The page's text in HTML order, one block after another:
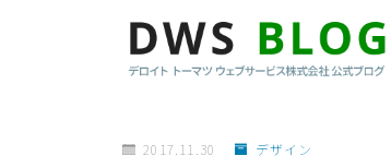
2017.11.30 デザイン